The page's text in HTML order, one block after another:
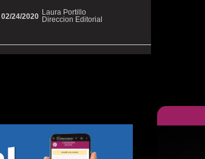
Laura Portillo
Direccion Editorial
02/24/2020